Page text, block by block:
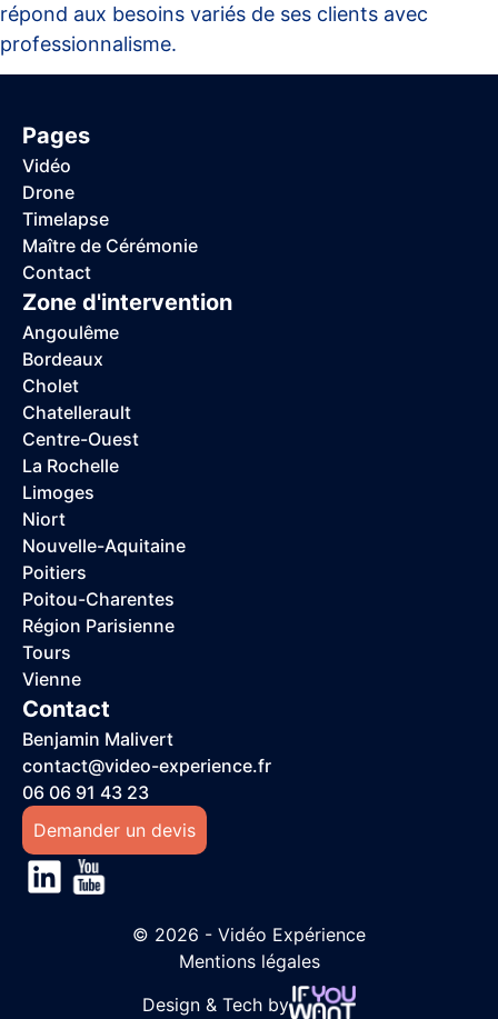
répond aux besoins variés de ses clients avec
professionnalisme.
Pages
Vidéo
Drone
Timelapse
Maître de Cérémonie
Contact
Zone d'intervention
Angoulême
Bordeaux
Cholet
Chatellerault
Centre-Ouest
La Rochelle
Limoges
Niort
Nouvelle-Aquitaine
Poitiers
Poitou-Charentes
Région Parisienne
Tours
Vienne
Contact
Benjamin Malivert
contact@video-experience.fr
06 06 91 43 23
Demander un devis
© 2026 - Vidéo Expérience
Mentions légales
Design & Tech by